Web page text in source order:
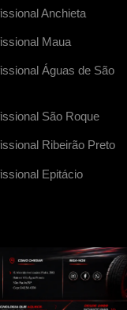
Anchieta
Maua
Águas de São
São Roque
Ribeirão Preto
Epitácio